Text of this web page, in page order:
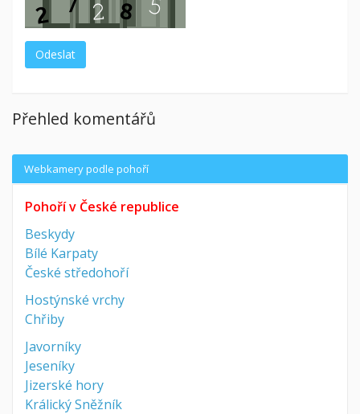
Přehled komentářů
Webkamery podle pohoří
Pohoří v České republice
Beskydy
Bílé Karpaty
České středohoří
Hostýnské vrchy
Chřiby
Javorníky
Jeseníky
Jizerské hory
Králický Sněžník